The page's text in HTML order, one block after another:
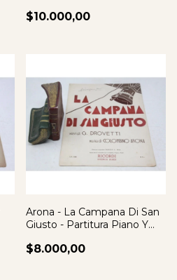
$10.000,00
Arona - La Campana Di San
Giusto - Partitura Piano Y
$8.000,00